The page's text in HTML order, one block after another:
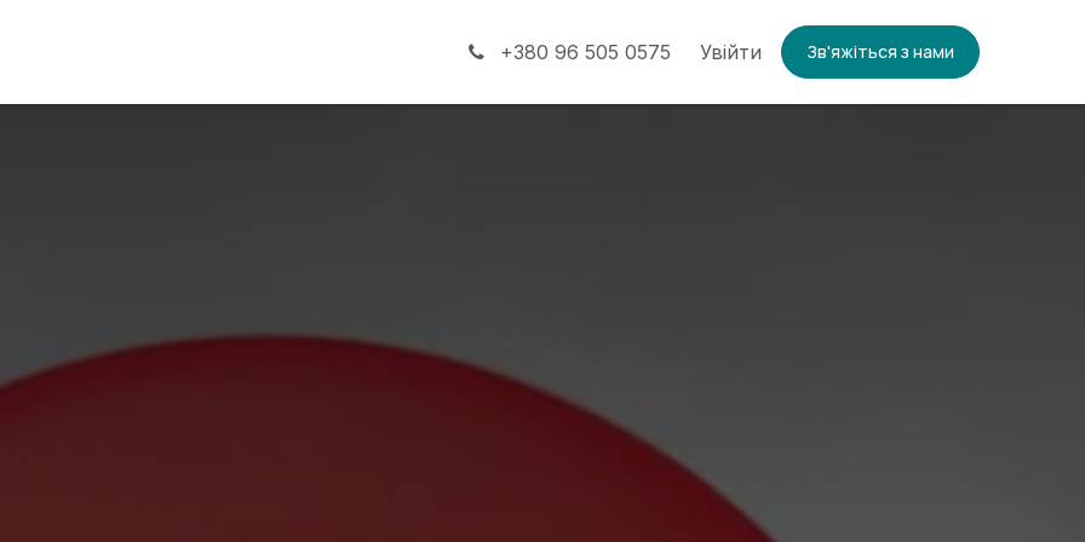
+380 96 505 0575 Увійти Зв'яжіться з нами